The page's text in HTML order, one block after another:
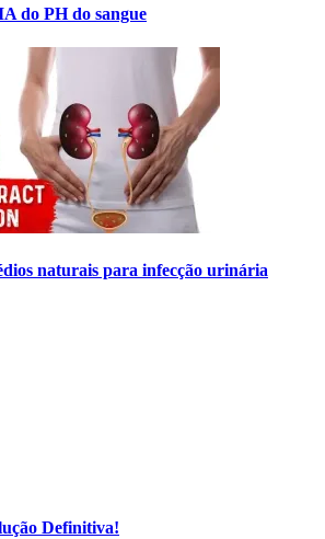
do PH do sangue
naturais para infecção urinária
Definitiva!